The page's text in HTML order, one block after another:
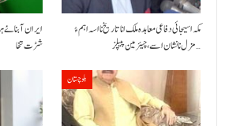
شڑت تخا
مکہ اسیجائی دفاعی معاہدہ ملک انا تاریخ نا اسہ اہم ءُ
مزل نا نشان اسے، چیئرمین پیپلز…
بلوچستان